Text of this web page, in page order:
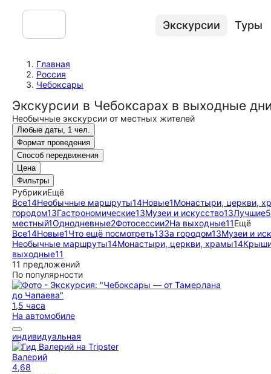
Экскурсии Туры
Главная
Россия
Чебоксары
Экскурсии в Чебоксарах в выходные
Необычные экскурсии от местных жителей
Любые даты, 1 чел.
Формат проведения
Способ передвижения
Цена
Фильтры
РубрикиЕщё
Все14Необычные маршруты14Новые1Монастыри, церкви,
городом13Гастрономические13Музеи и искусство13Лучшие5
местный1Однодневные2Фотосессии2На выходные11Ещё
Все14Новые1Что ещё посмотреть13За городом13Музеи и
Необычные маршруты14Монастыри, церкви, храмы14
выходные11
11 предложений
По популярности
1,5 часа
На автомобиле
индивидуальная
Валерий
4,68